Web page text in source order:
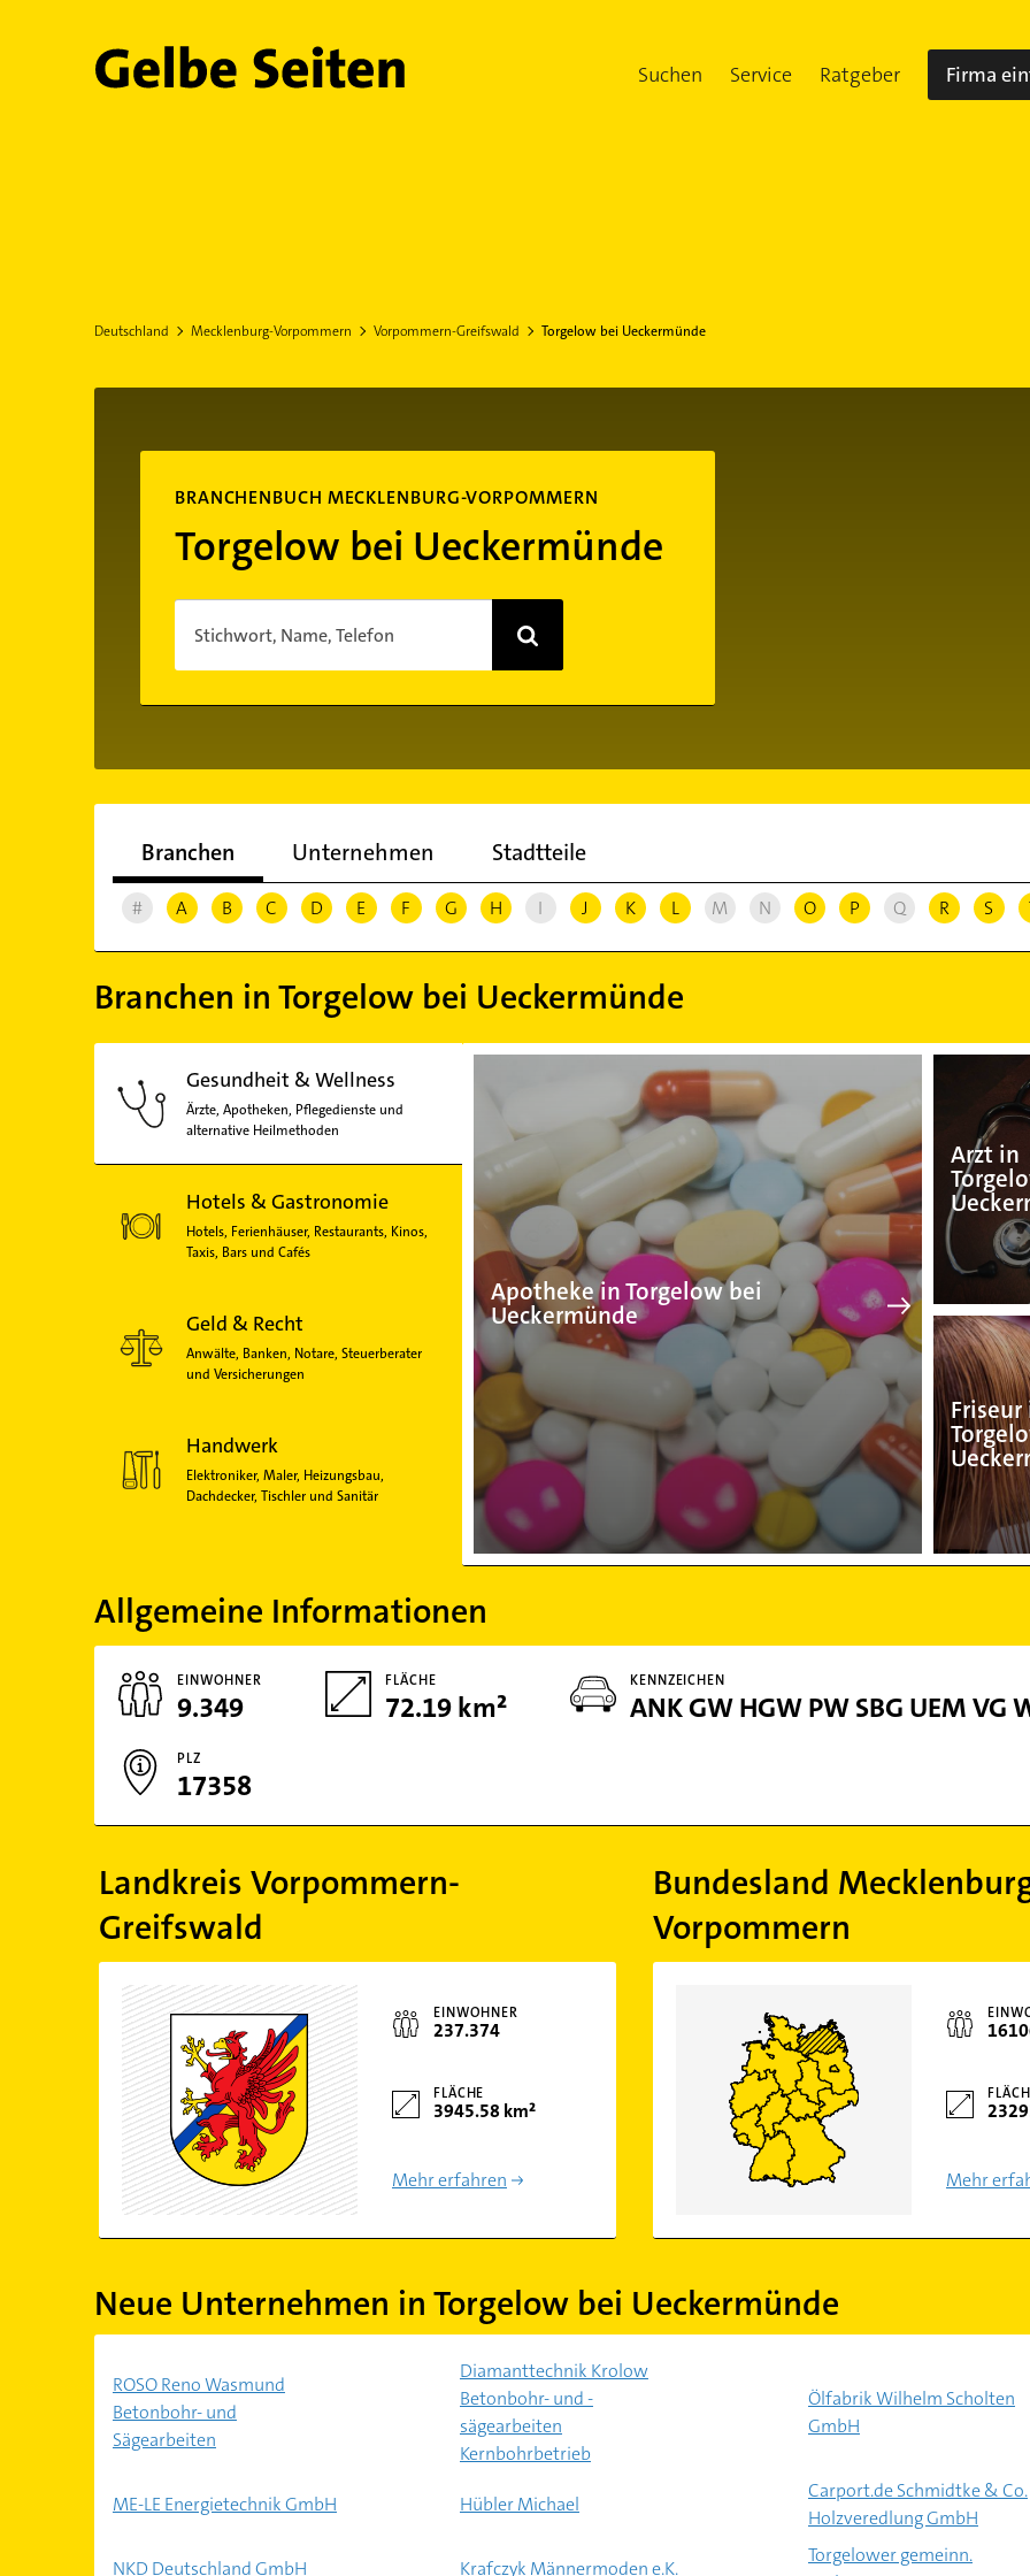
Gelbe Seiten Suchen Service Ratgeber Firma
Deutschland Mecklenburg-Vorpommern Vorpommern-Greifswald Torgelow bei Ueckermünde
BRANCHENBUCH MECKLENBURG-VORPOMMERN
Torgelow bei Ueckermünde
Stichwort, Name, Telefon
Branchen Unternehmen Stadtteile
# A B C D E F G H I J K L M N O P Q R S
Branchen in Torgelow bei Ueckermünde
Gesundheit & Wellness
Ärzte, Apotheken, Pflegedienste und
alternative Heilmethoden
Hotels & Gastronomie
Hotels, Ferienhäuser, Restaurants, Kinos,
Taxis, Bars und Cafés
Geld & Recht
Anwälte, Banken, Notare, Steuerberater
und Versicherungen
Handwerk
Elektroniker, Maler, Heizungsbau,
Dachdecker, Tischler und Sanitär
Apotheke in Torgelow bei
Ueckermünde
Apotheke in Torgelow
Arzt in
Friseur
Allgemeine Informationen
EINWOHNER
9.349
FLÄCHE
72.19 km²
KENNZEICHEN
ANK GW HGW PW SBG UEM VG
PLZ
17358
Landkreis Vorpommern-
Greifswald
Bundesland
Vorpommern
EINWOHNER
237.374
FLÄCHE
3945.58 km²
Mehr erfahren Mehr
Neue Unternehmen in Torgelow bei Ueckermünde
ROSO Reno Wasmund
Betonbohr- und
Sägearbeiten
Diamanttechnik Krolow
Betonbohr- und -
sägearbeiten
Kernbohrbetrieb
Ölfabrik Wilhelm Scholten
GmbH
ME-LE Energietechnik GmbH Hübler Michael
Carport.de Schmidtke & Co.
Holzveredlung GmbH
NKD Deutschland GmbH Krafczyk Männermoden e.K.
Torgelower gemeinn.